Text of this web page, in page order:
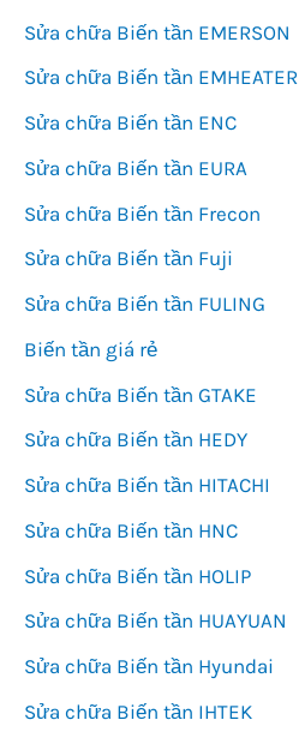
Sửa chữa Biến tần EMERSON
Sửa chữa Biến tần EMHEATER
Sửa chữa Biến tần ENC
Sửa chữa Biến tần EURA
Sửa chữa Biến tần Frecon
Sửa chữa Biến tần Fuji
Sửa chữa Biến tần FULING
Biến tần giá rẻ
Sửa chữa Biến tần GTAKE
Sửa chữa Biến tần HEDY
Sửa chữa Biến tần HITACHI
Sửa chữa Biến tần HNC
Sửa chữa Biến tần HOLIP
Sửa chữa Biến tần HUAYUAN
Sửa chữa Biến tần Hyundai
Sửa chữa Biến tần IHTEK